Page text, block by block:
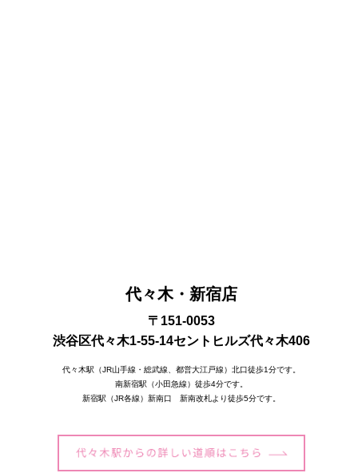
代々木・新宿店
〒151-0053
渋谷区代々木1-55-14セントヒルズ代々木406
代々木駅（JR山手線・総武線、都営大江戸線）北口徒歩1分です。
南新宿駅（小田急線）徒歩4分です。
新宿駅（JR各線）新南口 新南改札より徒歩5分です。